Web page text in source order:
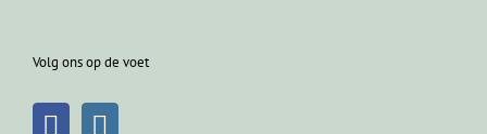
Volg ons op de voet